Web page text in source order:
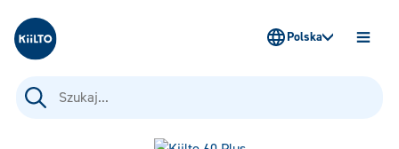
Kiilto Poland
Szukaj:
Polska